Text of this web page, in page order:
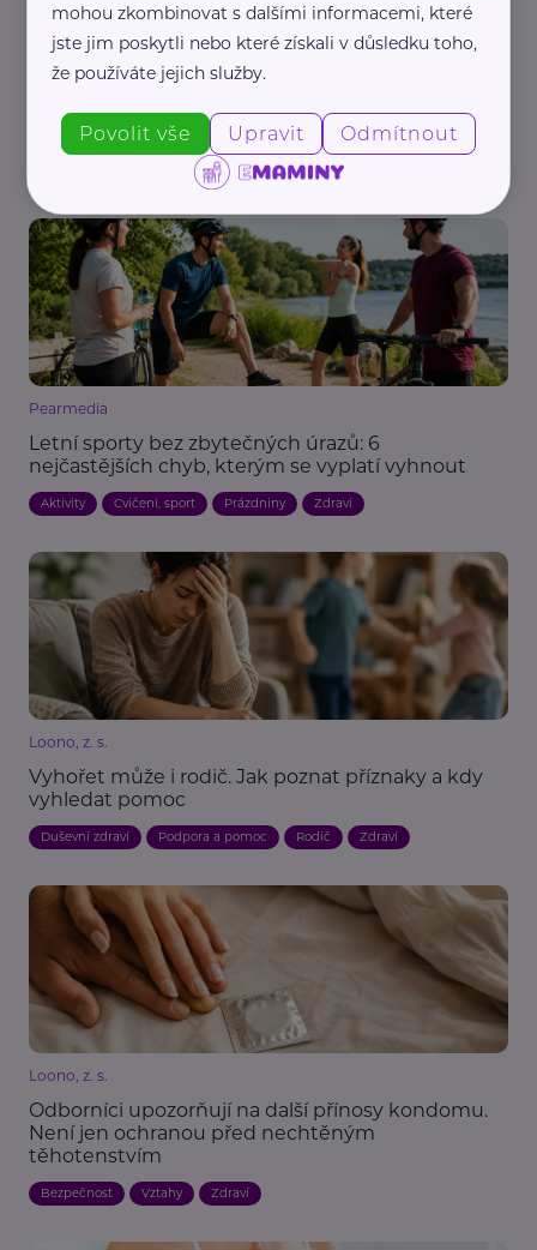
Reklama
Saunujeme s.r.o.
Intimita a hranice: Jak elegantně řešit nepříjemné
pohledy a chování ve veřejných saunách
Lázně a wellness Zdraví
Pearmedia
Letní sporty bez zbytečných úrazů: 6
nejčastějších chyb, kterým se vyplatí vyhnout
Aktivity Cvičení, sport Prázdniny Zdraví
Loono, z. s.
Vyhořet může i rodič. Jak poznat příznaky a kdy
vyhledat pomoc
Duševní zdraví Podpora a pomoc Rodič Zdraví
Loono, z. s.
Odborníci upozorňují na další přínosy kondomu.
Není jen ochranou před nechtěným
těhotenstvím
Bezpečnost Vztahy Zdraví
mohou zkombinovat s dalšími informacemi, které
jste jim poskytli nebo které získali v důsledku toho,
že používáte jejich služby.
Povolit vše Upravit Odmítnout